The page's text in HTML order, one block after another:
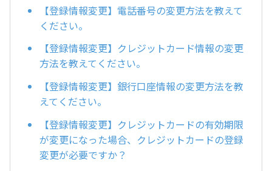
【登録情報変更】電話番号の変更方法を教えて
ください。
【登録情報変更】クレジットカード情報の変更
方法を教えてください。
【登録情報変更】銀行口座情報の変更方法を教
えてください。
【登録情報変更】クレジットカードの有効期限
が変更になった場合、クレジットカードの登録
変更が必要ですか？